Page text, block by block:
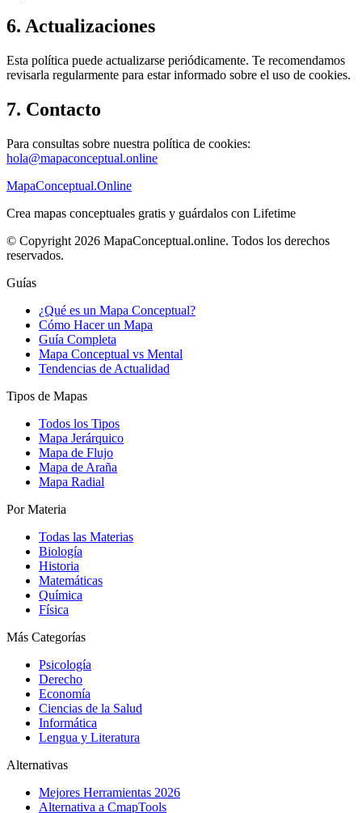
6. Actualizaciones
Esta política puede actualizarse periódicamente. Te recomendamos
revisarla regularmente para estar informado sobre el uso de cookies.
7. Contacto
Para consultas sobre nuestra política de cookies:
hola@mapaconceptual.online
MapaConceptual.Online
Crea mapas conceptuales gratis y guárdalos con Lifetime
© Copyright 2026 MapaConceptual.online. Todos los derechos
reservados.
Guías
¿Qué es un Mapa Conceptual?
Cómo Hacer un Mapa
Guía Completa
Mapa Conceptual vs Mental
Tendencias de Actualidad
Tipos de Mapas
Todos los Tipos
Mapa Jerárquico
Mapa de Flujo
Mapa de Araña
Mapa Radial
Por Materia
Todas las Materias
Biología
Historia
Matemáticas
Química
Física
Más Categorías
Psicología
Derecho
Economía
Ciencias de la Salud
Informática
Lengua y Literatura
Alternativas
Mejores Herramientas 2026
Alternativa a CmapTools